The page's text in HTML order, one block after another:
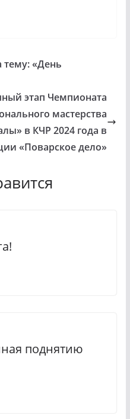
«День
этап Чемпионата
мастерства
в КЧР 2024 года в
«Поварское дело»
поднятию